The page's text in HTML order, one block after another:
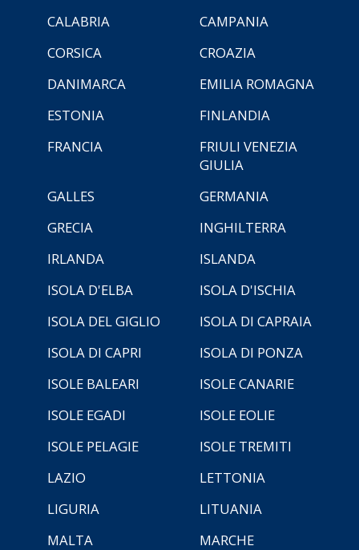
CALABRIA
CAMPANIA
CORSICA
CROAZIA
DANIMARCA
EMILIA ROMAGNA
ESTONIA
FINLANDIA
FRANCIA
FRIULI VENEZIA
GIULIA
GALLES
GERMANIA
GRECIA
INGHILTERRA
IRLANDA
ISLANDA
ISOLA D'ELBA
ISOLA D'ISCHIA
ISOLA DEL GIGLIO
ISOLA DI CAPRAIA
ISOLA DI CAPRI
ISOLA DI PONZA
ISOLE BALEARI
ISOLE CANARIE
ISOLE EGADI
ISOLE EOLIE
ISOLE PELAGIE
ISOLE TREMITI
LAZIO
LETTONIA
LIGURIA
LITUANIA
MALTA
MARCHE